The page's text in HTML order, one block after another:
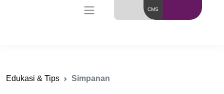
CMS
Edukasi & Tips Simpanan